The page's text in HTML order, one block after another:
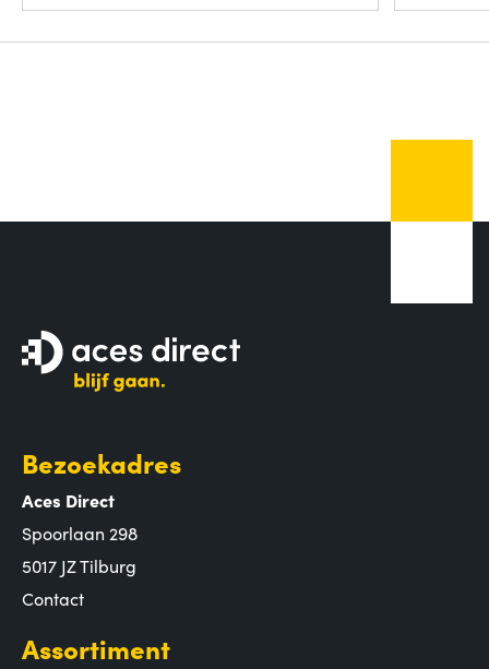
Bezoekadres
Aces Direct
Spoorlaan 298
5017 JZ Tilburg
Contact
Assortiment